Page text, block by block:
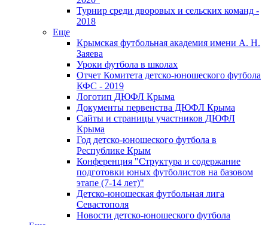
Турнир среди дворовых и сельских команд -
2018
Еще
Крымская футбольная академия имени А. Н.
Заяева
Уроки футбола в школах
Отчет Комитета детско-юношеского футбола
КФС - 2019
Логотип ДЮФЛ Крыма
Документы первенства ДЮФЛ Крыма
Сайты и страницы участников ДЮФЛ
Крыма
Год детско-юношеского футбола в
Республике Крым
Конференция "Структура и содержание
подготовки юных футболистов на базовом
этапе (7-14 лет)"
Детско-юношеская футбольная лига
Севастополя
Новости детско-юношеского футбола